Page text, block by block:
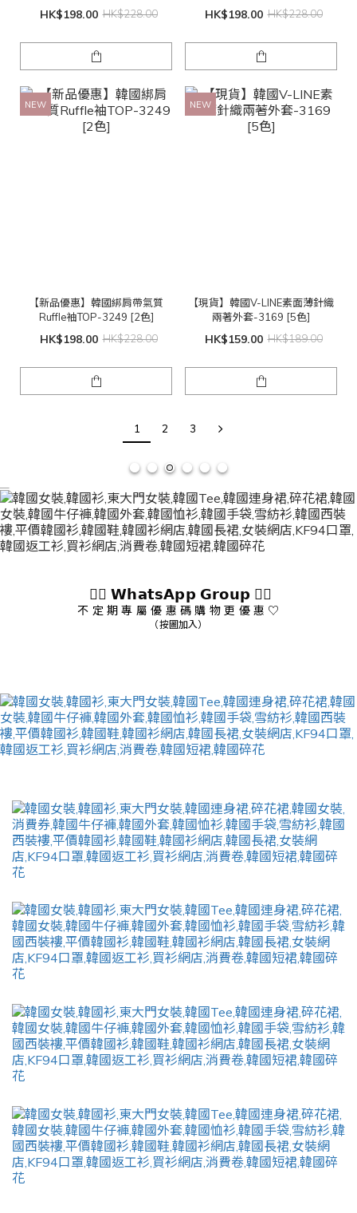
HK$198.00 HK$228.00 HK$198.00 HK$228.00
NEW
【新品優惠】韓國綁肩帶氣質
Ruffle袖TOP-3249 [2色]
HK$198.00 HK$228.00
NEW
【現貨】韓國V-LINE素面薄針織
兩著外套-3169 [5色]
HK$159.00 HK$189.00
1 2 3
👇🏻 𝗪𝗵𝗮𝘁𝘀𝗔𝗽𝗽 𝗚𝗿𝗼𝘂𝗽 👇🏻
不 定 期 專 屬 優 惠 碼 購 物 更 優 惠 ♡
（按圖加入）